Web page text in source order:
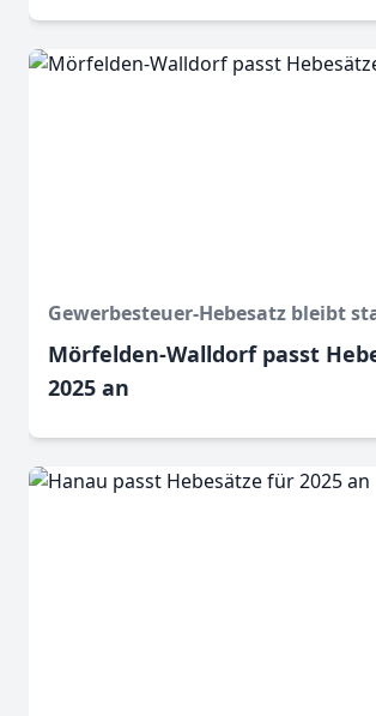
Gewerbesteuer-Hebesatz bleibt
Mörfelden-Walldorf passt
2025 an